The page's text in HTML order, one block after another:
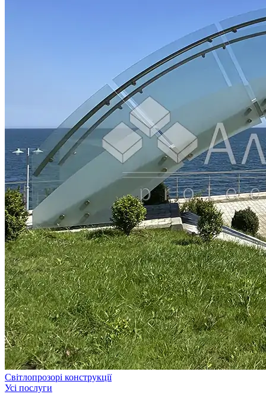
Світлопрозорі конструкції
Усі послуги